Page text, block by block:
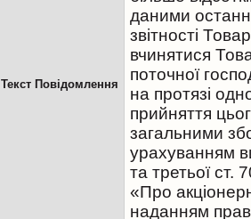
Текст Повідомлення
даними
звітності
вчинятися
поточної
на протязі
прийняття
загальними
урахуванням
та третьої ст.
«Про
наданням